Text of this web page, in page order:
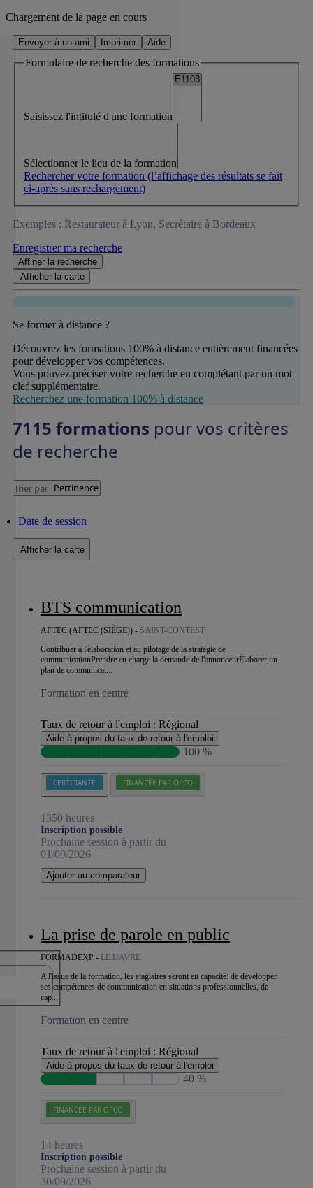
Chargement de la page en cours
Envoyer à un ami Imprimer Aide
Formulaire de recherche des formations
Saisissez l'intitulé d'une formation
Sélectionner le lieu de la formation
Rechercher votre formation (l’affichage des résultats se fait
ci-après sans rechargement)
Exemples : Restaurateur à Lyon, Secrétaire à Bordeaux
Enregistrer ma recherche
Affiner la recherche
Afficher la carte
Se former à distance ?
Découvrez les formations 100% à distance entièrement financées
pour développer vos compétences.
Vous pouvez préciser votre recherche en complétant par un mot
clef supplémentaire.
Recherchez une formation 100% à distance
7115 formations pour vos critères
de recherche
Trier par Pertinence
Date de session
Afficher la carte
BTS communication
AFTEC (AFTEC (SIÈGE)) - SAINT-CONTEST
Contribuer à l'élaboration et au pilotage de la stratégie de
communicationPrendre en charge la demande de l'annonceurÉlaborer un
plan de communicat...
Formation en centre
Taux de retour à l'emploi : Régional
Aide à propos du taux de retour à l'emploi
100 %
CERTIFIANTE FINANCÉE PAR OPCO
1350 heures
Inscription possible
Prochaine session à partir du
01/09/2026
Ajouter au comparateur
La prise de parole en public
FORMADEXP - LE HAVRE
A l'issue de la formation, les stagiaires seront en capacité: de développer
ses compétences de communication en situations professionnelles, de
cap...
Formation en centre
Taux de retour à l'emploi : Régional
Aide à propos du taux de retour à l'emploi
40 %
FINANCÉE PAR OPCO
14 heures
Inscription possible
Prochaine session à partir du
30/09/2026